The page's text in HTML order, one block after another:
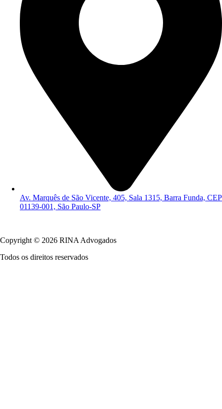
Av. Marquês de São Vicente, 405, Sala 1315, Barra Funda, CEP
01139-001, São Paulo-SP
Copyright © 2026 RINA Advogados
Todos os direitos reservados